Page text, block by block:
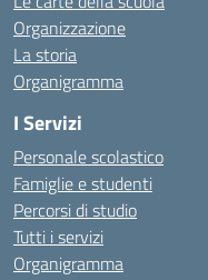
Organizzazione
La storia
Organigramma
I Servizi
Personale scolastico
Famiglie e studenti
Percorsi di studio
Tutti i servizi
Organigramma